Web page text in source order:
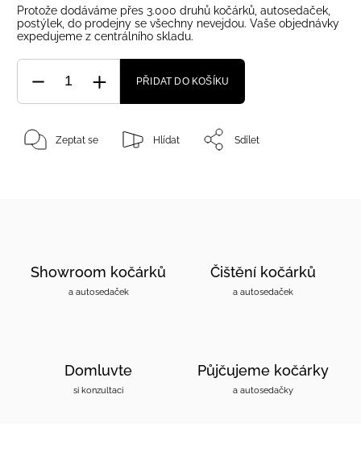
Protože dodáváme přes 3.000 druhů kočárků, autosedaček,
postýlek, do prodejny se všechny nevejdou. Vaše objednávky
expedujeme z centrálního skladu.
PŘIDAT DO KOŠÍKU
Zeptat se Hlídat Sdílet
Showroom kočárků
a autosedaček
Čištění kočárků
a autosedaček
Domluvte
si konzultaci
Půjčujeme kočárky
a autosedačky